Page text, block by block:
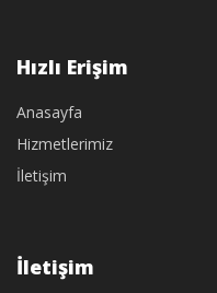
Hızlı Erişim
Anasayfa
Hizmetlerimiz
İletişim
İletişim